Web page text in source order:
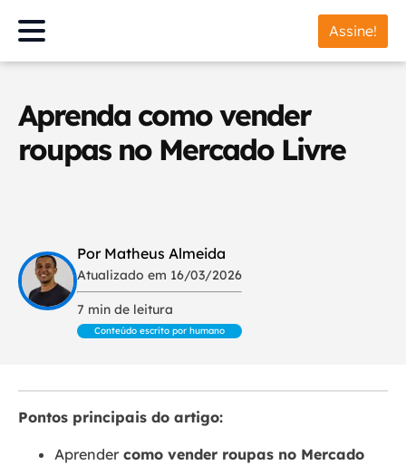
Assine!
Aprenda como vender
roupas no Mercado Livre
Por Matheus Almeida
Atualizado em 16/03/2026
7 min de leitura
Conteúdo escrito por humano
Pontos principais do artigo:
Aprender como vender roupas no Mercado